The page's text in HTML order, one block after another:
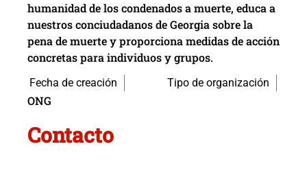
humanidad de los condenados a muerte, educa a
nuestros conciudadanos de Georgia sobre la
pena de muerte y proporciona medidas de acción
concretas para individuos y grupos.
Fecha de creación Tipo de organización
ONG
Contacto